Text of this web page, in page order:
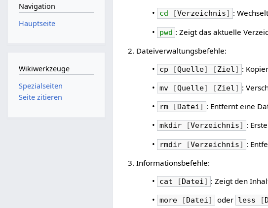
•
cd [Verzeichnis] :
•
pwd : Zeigt das aktuelle
2. Dateiverwaltungsbefehle:
•
cp [Quelle] [Ziel] :
• mv [Quelle] [Ziel] :
•
rm [Datei] : Entfernt eine
• mkdir [Verzeichnis] :
•
rmdir [Verzeichnis] :
3. Informationsbefehle:
•
cat [Datei] : Zeigt den
• more [Datei] oder less [
Navigation
Hauptseite
Wikiwerkzeuge
Spezialseiten
Seite zitieren